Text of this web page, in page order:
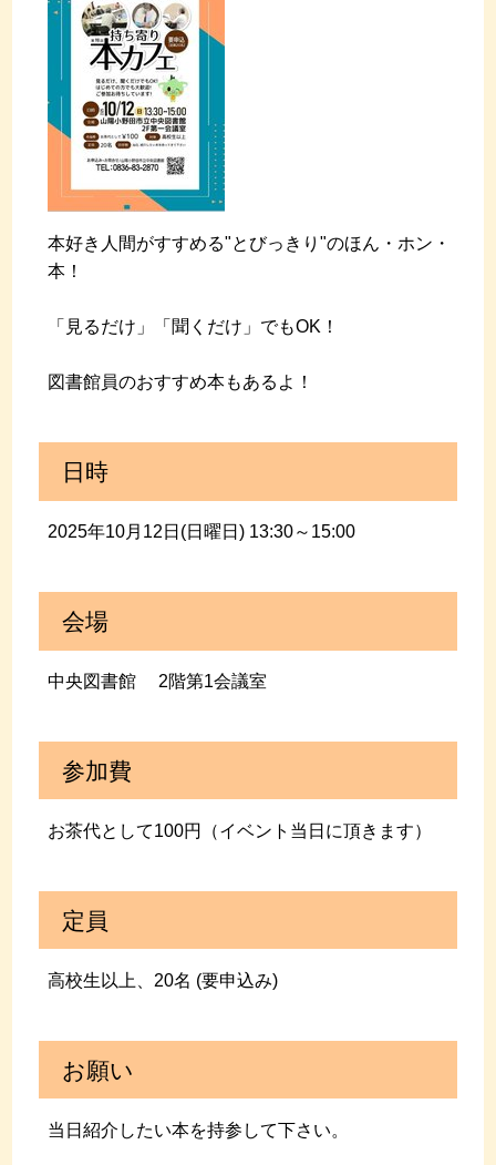
本好き人間がすすめる"とびっきり"のほん・ホン・
本！
「見るだけ」「聞くだけ」でもOK！
図書館員のおすすめ本もあるよ！
日時
2025年10月12日(日曜日) 13:30～15:00
会場
中央図書館 2階第1会議室
参加費
お茶代として100円（イベント当日に頂きます）
定員
高校生以上、20名 (要申込み)
お願い
当日紹介したい本を持参して下さい。